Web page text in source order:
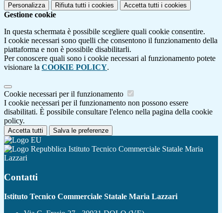
Personalizza Rifiuta tutti i cookies Accetta tutti i cookies
Gestione cookie
In questa schermata è possibile scegliere quali cookie consentire.
I cookie necessari sono quelli che consentono il funzionamento della
piattaforma e non è possibile disabilitarli.
Per conoscere quali sono i cookie necessari al funzionamento potete
visionare la COOKIE POLICY.
Cookie necessari per il funzionamento
I cookie necessari per il funzionamento non possono essere
disabilitati. È possibile consultare l'elenco nella pagina della cookie
policy.
Accetta tutti Salva le preferenze
Istituto Tecnico Commerciale Statale Maria
Lazzari
Contatti
Istituto Tecnico Commerciale Statale Maria Lazzari